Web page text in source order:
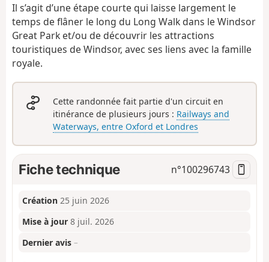
Il s’agit d’une étape courte qui laisse largement le
temps de flâner le long du Long Walk dans le Windsor
Great Park et/ou de découvrir les attractions
touristiques de Windsor, avec ses liens avec la famille
royale.
Cette randonnée fait partie d'un circuit en
itinérance de plusieurs jours : Railways and
Waterways, entre Oxford et Londres
Fiche technique n°100296743
Création 25 juin 2026
Mise à jour 8 juil. 2026
Dernier avis –